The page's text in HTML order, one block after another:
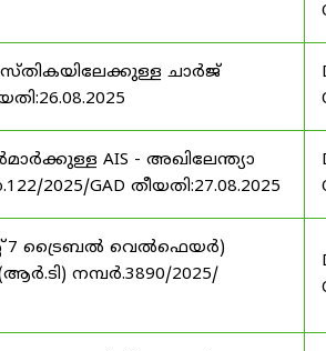
ചാർജ്
AIS - അഖിലേന്ത്യാ
2025/GAD തീയതി:27.08.2025
7 ട്രൈബൽ വെൽഫെയർ)
നമ്പർ.3890/2025/